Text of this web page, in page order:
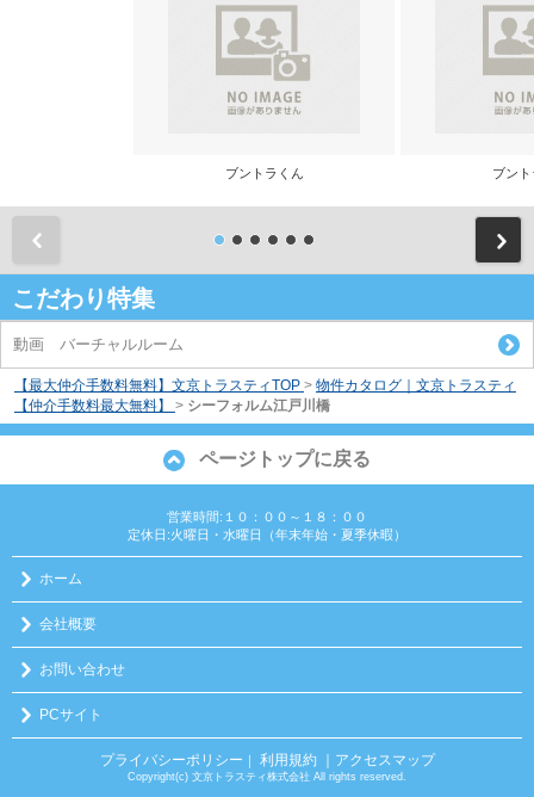
ブントラくん ブン
こだわり特集
動画 バーチャルルーム
【最大仲介手数料無料】文京トラスティTOP > 物件カタログ｜文京トラスティ
【仲介手数料最大無料】
> シーフォルム江戸川橋
ページトップに戻る
営業時間:１０：００～１８：００
定休日:火曜日・水曜日（年末年始・夏季休暇）
ホーム
会社概要
お問い合わせ
PCサイト
プライバシーポリシー ｜ 利用規約 ｜アクセスマップ
Copyright(c) 文京トラスティ株式会社 All rights reserved.